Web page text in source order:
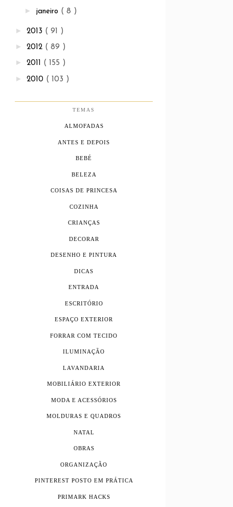
► janeiro ( 8 )
► 2013 ( 91 )
► 2012 ( 89 )
► 2011 ( 155 )
► 2010 ( 103 )
TEMAS
ALMOFADAS
ANTES E DEPOIS
BEBÉ
BELEZA
COISAS DE PRINCESA
COZINHA
CRIANÇAS
DECORAR
DESENHO E PINTURA
DICAS
ENTRADA
ESCRITÓRIO
ESPAÇO EXTERIOR
FORRAR COM TECIDO
ILUMINAÇÃO
LAVANDARIA
MOBILIÁRIO EXTERIOR
MODA E ACESSÓRIOS
MOLDURAS E QUADROS
NATAL
OBRAS
ORGANIZAÇÃO
PINTEREST POSTO EM PRÁTICA
PRIMARK HACKS